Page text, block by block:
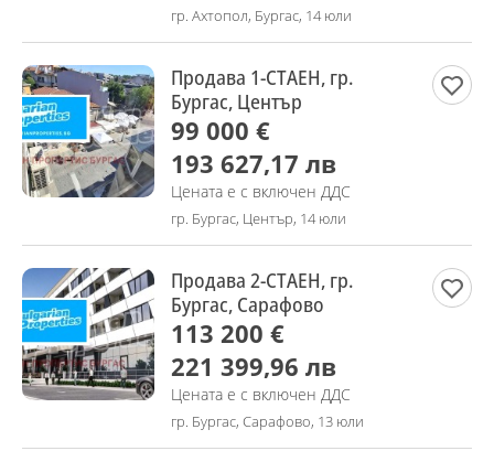
гр. Ахтопол, Бургас, 14 юли
Продава 1-СТАЕН, гр.
Бургас, Център
99 000 €
193 627,17 лв
Цената е с включен ДДС
гр. Бургас, Център, 14 юли
Продава 2-СТАЕН, гр.
Бургас, Сарафово
113 200 €
221 399,96 лв
Цената е с включен ДДС
гр. Бургас, Сарафово, 13 юли